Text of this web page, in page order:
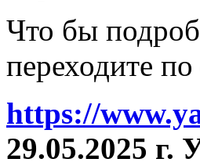
Что бы
переходите
https://
29.05.2025 г.